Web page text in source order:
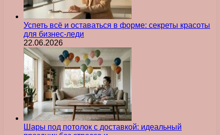
Успеть всё и оставаться в форме: секреты красоты
для бизнес-леди
22.06.2026
Шары под потолок с доставкой: идеальный